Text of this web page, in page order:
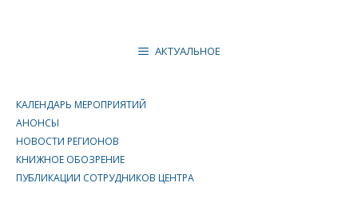
АКТУАЛЬНОЕ
КАЛЕНДАРЬ МЕРОПРИЯТИЙ
АНОНСЫ
НОВОСТИ РЕГИОНОВ
КНИЖНОЕ ОБОЗРЕНИЕ
ПУБЛИКАЦИИ СОТРУДНИКОВ ЦЕНТРА